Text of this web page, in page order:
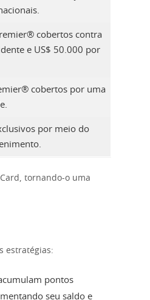
cobertos contra
e US$ 50.000 por
cobertos por uma
por meio do
tornando-o uma
estratégias:
pontos
seu saldo e